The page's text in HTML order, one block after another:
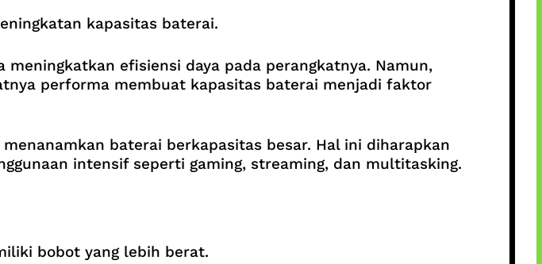
kapasitas baterai.
efisiensi daya pada perangkatnya. Namun,
performa membuat kapasitas baterai menjadi faktor
baterai berkapasitas besar. Hal ini diharapkan
intensif seperti gaming, streaming, dan multitasking.
bobot yang lebih berat.